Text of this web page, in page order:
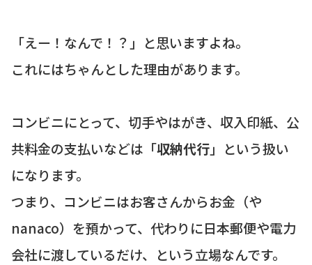
「えー！なんで！？」と思いますよね。
これにはちゃんとした理由があります。
コンビニにとって、切手やはがき、収入印紙、公
共料金の支払いなどは「収納代行」という扱い
になります。
つまり、コンビニはお客さんからお金（や
nanaco）を預かって、代わりに日本郵便や電力
会社に渡しているだけ、という立場なんです。